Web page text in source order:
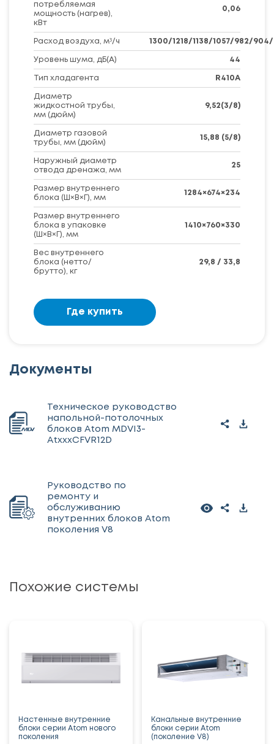
потребляемая
мощность (нагрев),
кВт
0,06
Расход воздуха, м³/ч 1300/1218/1138/1057/982/
Уровень шума, дБ(A) 44
Тип хладагента R410A
Диаметр
жидкостной трубы,
мм (дюйм)
9,52(3/8)
Диаметр газовой
трубы, мм (дюйм)
15,88 (5/8)
Наружный диаметр
отвода дренажа, мм
25
Размер внутреннего
блока (Ш×В×Г), мм
1284×674×234
Размер внутреннего
блока в упаковке
(Ш×В×Г), мм
1410×760×330
Вес внутреннего
блока (нетто/
брутто), кг
29,8 / 33,8
Где купить
Документы
Техническое руководство
напольной-потолочных
блоков Atom MDVI3-
AtxxxCFVR12D
Руководство по
ремонту и
обслуживанию
внутренних блоков Atom
поколения V8
Похожие системы
Настенные внутренние
блоки серии Atom нового
поколения
Канальные внутренние
блоки серии Atom
(поколение V8)